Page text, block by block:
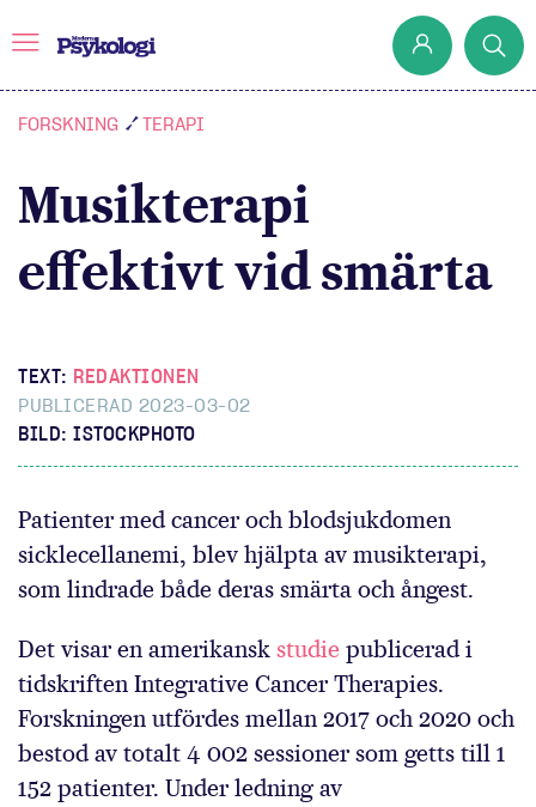
Prenumerera
Det har jag lärt mig
Klassiska experiment
Hjärnan
Intervju
Steg för steg
FORSKNING TERAPI
Musikterapi
effektivt vid smärta
TEXT: REDAKTIONEN
PUBLICERAD 2023-03-02
BILD: ISTOCKPHOTO
Patienter med cancer och blodsjukdomen
sicklecellanemi, blev hjälpta av musikterapi,
som lindrade både deras smärta och ångest.
Det visar en amerikansk studie publicerad i
tidskriften Integrative Cancer Therapies.
Forskningen utfördes mellan 2017 och 2020 och
bestod av totalt 4 002 sessioner som getts till 1
152 patienter. Under ledning av